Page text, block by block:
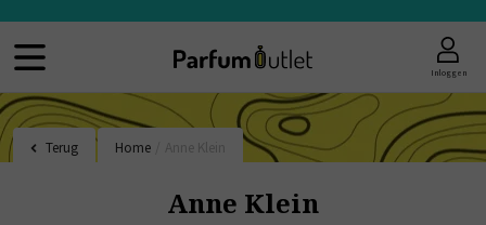
Inloggen
Terug Home
Anne Klein